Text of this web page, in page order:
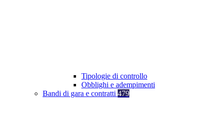
Tipologie di controllo
Obblighi e adempimenti
Bandi di gara e contratti 479